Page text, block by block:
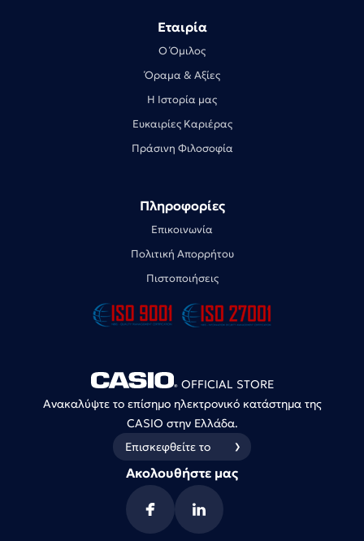
Εταιρία
Ο Όμιλος
Όραμα & Αξίες
Η Ιστορία μας
Ευκαιρίες Καριέρας
Πράσινη Φιλοσοφία
Πληροφορίες
Επικοινωνία
Πολιτική Απορρήτου
Πιστοποιήσεις
OFFICIAL STORE
Ανακαλύψτε το επίσημο ηλεκτρονικό κατάστημα της
CASIO στην Ελλάδα.
Επισκεφθείτε το
Ακολουθήστε μας